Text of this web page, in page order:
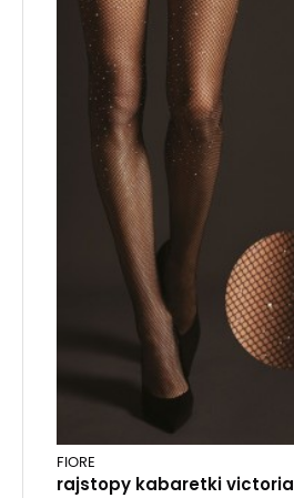
FIORE
rajstopy kabaretki victoria